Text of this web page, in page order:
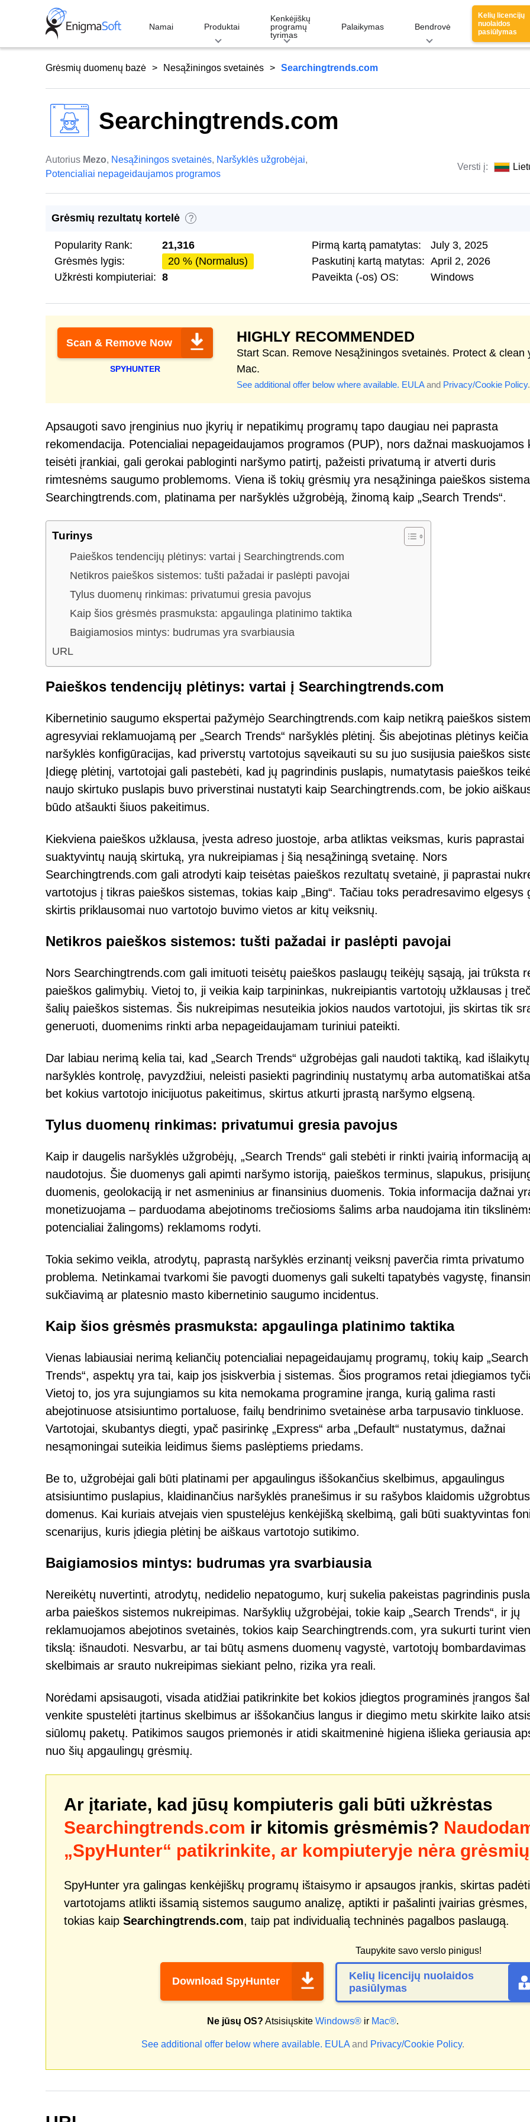
Namai Produktai
Kenkėjiškų
programų
tyrimas
Palaikymas Bendrovė
Kelių licencijų
nuolaidos
pasiūlymas
Grėsmių duomenų bazė Nesąžiningos svetainės Searchingtrends.com
Searchingtrends.com
Autorius Mezo, Nesąžiningos svetainės, Naršyklės užgrobėjai,
Potencialiai nepageidaujamos programos
Versti į:
Grėsmių rezultatų kortelė ?
Popularity Rank:
21,316
Grėsmės lygis:
20 % (Normalus)
Užkrėsti kompiuteriai: 8
Pirmą kartą pamatytas:
July 3, 2025
Paskutinį kartą matytas: April 2, 2026
Paveikta (-os) OS:
Windows
Scan & Remove Now
SPYHUNTER
HIGHLY RECOMMENDED
Start Scan. Remove Nesąžiningos svetainės. Protect & clean
Mac.
See additional offer below where available. EULAand Privacy/Cookie Policy.
Apsaugoti savo įrenginius nuo įkyrių ir nepatikimų programų tapo daugiau nei paprasta
rekomendacija. Potencialiai nepageidaujamos programos (PUP), nors dažnai maskuojamos
teisėti įrankiai, gali gerokai pabloginti naršymo patirtį, pažeisti privatumą ir atverti duris
rimtesnėms saugumo problemoms. Viena iš tokių grėsmių yra nesąžininga paieškos sistema
Searchingtrends.com, platinama per naršyklės užgrobėją, žinomą kaip „Search Trends“.
Turinys
Paieškos tendencijų plėtinys: vartai į Searchingtrends.com
Netikros paieškos sistemos: tušti pažadai ir paslėpti pavojai
Tylus duomenų rinkimas: privatumui gresia pavojus
Kaip šios grėsmės prasmuksta: apgaulinga platinimo taktika
Baigiamosios mintys: budrumas yra svarbiausia
URL
Paieškos tendencijų plėtinys: vartai į Searchingtrends.com
Kibernetinio saugumo ekspertai pažymėjo Searchingtrends.com kaip netikrą paieškos
agresyviai reklamuojamą per „Search Trends“ naršyklės plėtinį. Šis abejotinas plėtinys keičia
naršyklės konfigūracijas, kad priverstų vartotojus sąveikauti su su juo susijusia paieškos
Įdiegę plėtinį, vartotojai gali pastebėti, kad jų pagrindinis puslapis, numatytasis paieškos
naujo skirtuko puslapis buvo priverstinai nustatyti kaip Searchingtrends.com, be jokio
būdo atšaukti šiuos pakeitimus.
Kiekviena paieškos užklausa, įvesta adreso juostoje, arba atliktas veiksmas, kuris paprastai
suaktyvintų naują skirtuką, yra nukreipiamas į šią nesąžiningą svetainę. Nors
Searchingtrends.com gali atrodyti kaip teisėtas paieškos rezultatų svetainė, ji paprastai
vartotojus į tikras paieškos sistemas, tokias kaip „Bing“. Tačiau toks peradresavimo elgesys
skirtis priklausomai nuo vartotojo buvimo vietos ar kitų veiksnių.
Netikros paieškos sistemos: tušti pažadai ir paslėpti pavojai
Nors Searchingtrends.com gali imituoti teisėtų paieškos paslaugų teikėjų sąsają, jai trūksta
paieškos galimybių. Vietoj to, ji veikia kaip tarpininkas, nukreipiantis vartotojų užklausas į
šalių paieškos sistemas. Šis nukreipimas nesuteikia jokios naudos vartotojui, jis skirtas tik
generuoti, duomenims rinkti arba nepageidaujamam turiniui pateikti.
Dar labiau nerimą kelia tai, kad „Search Trends“ užgrobėjas gali naudoti taktiką, kad išlaikytų
naršyklės kontrolę, pavyzdžiui, neleisti pasiekti pagrindinių nustatymų arba automatiškai
bet kokius vartotojo inicijuotus pakeitimus, skirtus atkurti įprastą naršymo elgseną.
Tylus duomenų rinkimas: privatumui gresia pavojus
Kaip ir daugelis naršyklės užgrobėjų, „Search Trends“ gali stebėti ir rinkti įvairią informaciją
naudotojus. Šie duomenys gali apimti naršymo istoriją, paieškos terminus, slapukus,
duomenis, geolokaciją ir net asmeninius ar finansinius duomenis. Tokia informacija dažnai
monetizuojama – parduodama abejotinoms trečiosioms šalims arba naudojama itin
potencialiai žalingoms) reklamoms rodyti.
Tokia sekimo veikla, atrodytų, paprastą naršyklės erzinantį veiksnį paverčia rimta privatumo
problema. Netinkamai tvarkomi šie pavogti duomenys gali sukelti tapatybės vagystę,
sukčiavimą ar platesnio masto kibernetinio saugumo incidentus.
Kaip šios grėsmės prasmuksta: apgaulinga platinimo taktika
Vienas labiausiai nerimą keliančių potencialiai nepageidaujamų programų, tokių kaip „Search
Trends“, aspektų yra tai, kaip jos įsiskverbia į sistemas. Šios programos retai įdiegiamos
Vietoj to, jos yra sujungiamos su kita nemokama programine įranga, kurią galima rasti
abejotinuose atsisiuntimo portaluose, failų bendrinimo svetainėse arba tarpusavio tinkluose.
Vartotojai, skubantys diegti, ypač pasirinkę „Express“ arba „Default“ nustatymus, dažnai
nesąmoningai suteikia leidimus šiems paslėptiems priedams.
Be to, užgrobėjai gali būti platinami per apgaulingus iššokančius skelbimus, apgaulingus
atsisiuntimo puslapius, klaidinančius naršyklės pranešimus ir su rašybos klaidomis užgrobtus
domenus. Kai kuriais atvejais vien spustelėjus kenkėjišką skelbimą, gali būti suaktyvintas
scenarijus, kuris įdiegia plėtinį be aiškaus vartotojo sutikimo.
Baigiamosios mintys: budrumas yra svarbiausia
Nereikėtų nuvertinti, atrodytų, nedidelio nepatogumo, kurį sukelia pakeistas pagrindinis
arba paieškos sistemos nukreipimas. Naršyklių užgrobėjai, tokie kaip „Search Trends“, ir jų
reklamuojamos abejotinos svetainės, tokios kaip Searchingtrends.com, yra sukurti turint
tikslą: išnaudoti. Nesvarbu, ar tai būtų asmens duomenų vagystė, vartotojų bombardavimas
skelbimais ar srauto nukreipimas siekiant pelno, rizika yra reali.
Norėdami apsisaugoti, visada atidžiai patikrinkite bet kokios įdiegtos programinės įrangos
venkite spustelėti įtartinus skelbimus ar iššokančius langus ir diegimo metu skirkite laiko
siūlomų paketų. Patikimos saugos priemonės ir atidi skaitmeninė higiena išlieka geriausia
nuo šių apgaulingų grėsmių.
Ar įtariate, kad jūsų kompiuteris gali būti užkrėstas
Searchingtrends.com ir kitomis grėsmėmis?
„SpyHunter“ patikrinkite, ar kompiuteryje nėra grėsmių
SpyHunter yra galingas kenkėjiškų programų ištaisymo ir apsaugos įrankis, skirtas padėti
vartotojams atlikti išsamią sistemos saugumo analizę, aptikti ir pašalinti įvairias grėsmes,
tokias kaip Searchingtrends.com, taip pat individualią techninės pagalbos paslaugą.
Download SpyHunter
Taupykite savo verslo pinigus!
Kelių licencijų nuolaidos
pasiūlymas
Ne jūsų OS? Atsisiųskite Windows® ir Mac®.
See additional offer below where available. EULA and Privacy/Cookie Policy.